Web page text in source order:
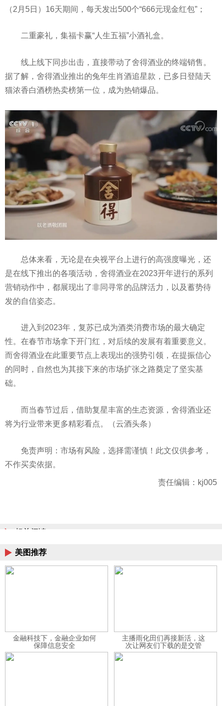
（2月5日）16天期间，每天发出500个“666元现金红包”；
二重豪礼，集福卡赢“人生五福”小酒礼盒。
线上线下同步出击，直接带动了舍得酒业的终端销售。
据了解，舍得酒业推出的兔年生肖酒追星款，已多日登陆天
猫浓香白酒榜热卖榜第一位，成为热销爆品。
总体来看，无论是在央视平台上进行的高强度曝光，还
是在线下推出的各项活动，舍得酒业在2023开年进行的系列
营销动作中，都展现出了非同寻常的品牌活力，以及蓄势待
发的自信姿态。
进入到2023年，复苏已成为酒类消费市场的最大确定
性。在春节市场拿下开门红，对后续的发展有着重要意义。
而舍得酒业在此重要节点上表现出的强势引领，在提振信心
的同时，自然也为其接下来的市场扩张之路奠定了坚实基
础。
而当春节过后，借助复星丰富的生态资源，舍得酒业还
将为行业带来更多精彩看点。（云酒头条）
免责声明：市场有风险，选择需谨慎！此文仅供参考，
不作买卖依据。
责任编辑：kj005
相关阅读
美图推荐
金融科技下，金融企业如何
保障信息安全
主播雨化田们再接新活，这
次让网友们下载的是交管
12123APP